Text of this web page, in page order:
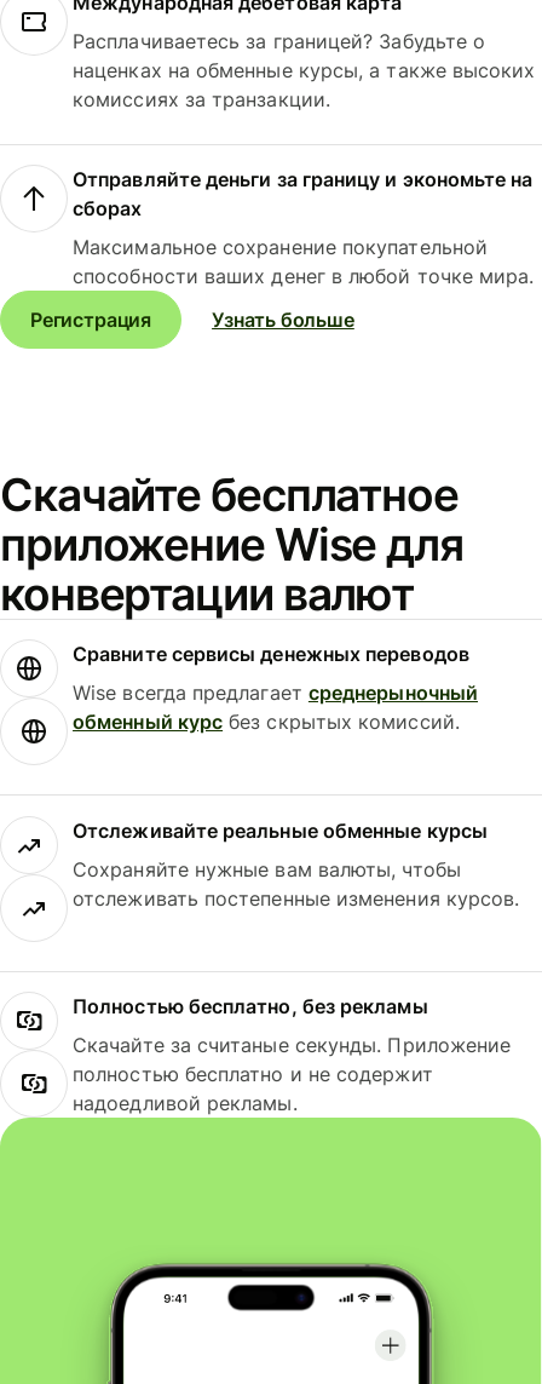
Расплачиваетесь за границей? Забудьте о
наценках на обменные курсы, а также высоких
комиссиях за транзакции.
Отправляйте деньги за границу и экономьте на
сборах
Максимальное сохранение покупательной
способности ваших денег в любой точке мира.
Регистрация
Узнать больше
Скачайте бесплатное
приложение Wise для
конвертации валют
Сравните сервисы денежных переводов
Wise всегда предлагает среднерыночный
обменный курс без скрытых комиссий.
Отслеживайте реальные обменные курсы
Сохраняйте нужные вам валюты, чтобы
отслеживать постепенные изменения курсов.
Полностью бесплатно, без рекламы
Скачайте за считаные секунды. Приложение
полностью бесплатно и не содержит
надоедливой рекламы.